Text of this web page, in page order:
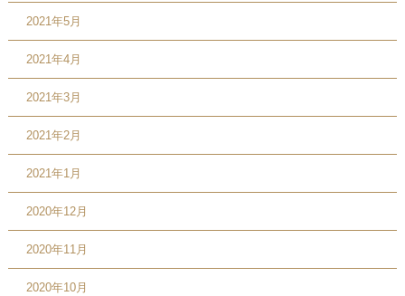
2021年5月
2021年4月
2021年3月
2021年2月
2021年1月
2020年12月
2020年11月
2020年10月